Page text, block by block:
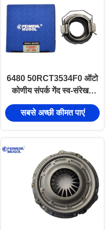
6480 50RCT3534F0 ऑटो
कोणीय संपर्क गेंद स्व-संरेखण
क्लच रिलीज़ असर
सबसे अच्छी कीमत पाएं